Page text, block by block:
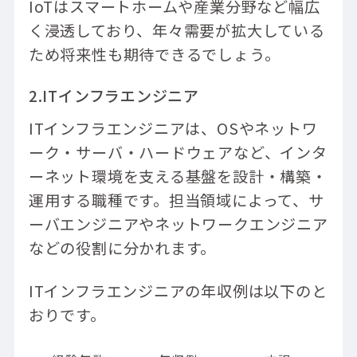
IoTはスマートホームや産業分野など幅広
く浸透しており、年々需要が拡大している
ため将来性も期待できるでしょう。
2.ITインフラエンジニア
ITインフラエンジニアは、OSやネットワ
ーク・サーバ・ハードウェアなど、インタ
ーネット環境を支える基盤を設計・構築・
運用する職種です。担当領域によって、サ
ーバエンジニアやネットワークエンジニア
などの役割に分かれます。
ITインフラエンジニアの年収例は以下のと
おりです。